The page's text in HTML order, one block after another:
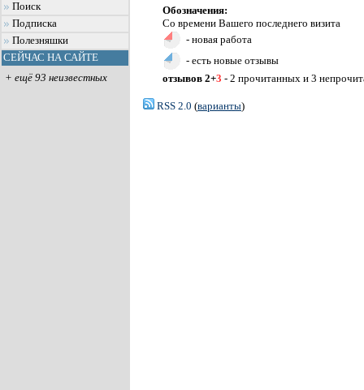
Поиск
Подписка
Полезняшки
СЕЙЧАС НА САЙТЕ
+ ещё 93 неизвестных
Обозначения:
Со времени Вашего последнего визита
- новая работа
- есть новые отзывы
отзывов 2+3 - 2 прочитанных и 3
RSS 2.0 (варианты)